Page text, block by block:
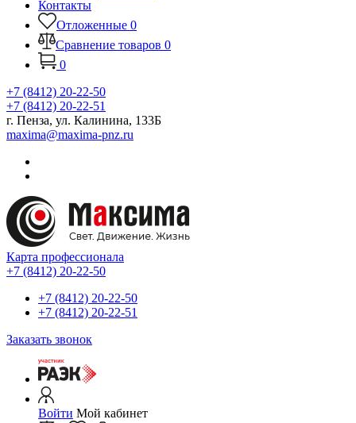
Контакты
Отложенные 0
Сравнение товаров 0
0
+7 (8412) 20-22-50
+7 (8412) 20-22-51
г. Пенза, ул. Калинина, 133Б
maxima@maxima-pnz.ru
Карта профессионала
+7 (8412) 20-22-50
+7 (8412) 20-22-50
+7 (8412) 20-22-51
Заказать звонок
Войти Мой кабинет